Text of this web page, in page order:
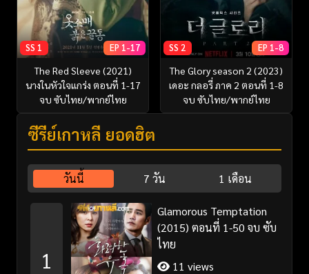
SS 1 EP 1-17
The Red Sleeve (2021)
นางในหัวใจแกร่ง ตอนที่ 1-17
จบ ซับไทย/พากย์ไทย
SS 2 EP 1-8
The Glory season 2 (2023)
เดอะ กลอรี่ ภาค 2 ตอนที่ 1-8
จบ ซับไทย/พากย์ไทย
ซีรี่ย์เกาหลี ยอดฮิต
วันนี้ 7 วัน 1 เดือน
1
Glamorous Temptation
(2015) ตอนที่ 1-50 จบ ซับ
ไทย
11 views